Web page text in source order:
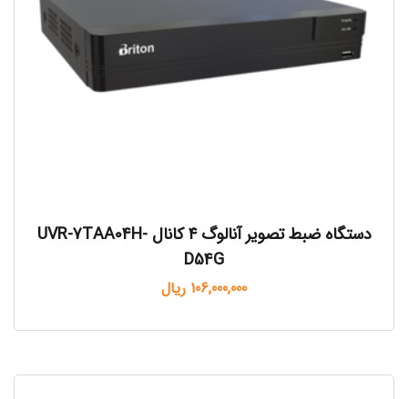
دستگاه ضبط تصویر آنالوگ ۴ کانال UVR-7TAA04H-
D54G
106,000,000 ریال